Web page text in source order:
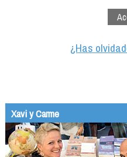
¿Has
Xavi y Carme